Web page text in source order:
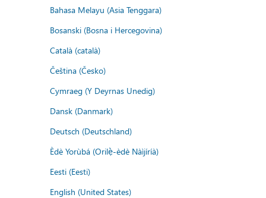
Bahasa Melayu (Asia Tenggara)
Bosanski (Bosna i Hercegovina)
Català (català)
Čeština (Česko)
Cymraeg (Y Deyrnas Unedig)
Dansk (Danmark)
Deutsch (Deutschland)
Èdè Yorùbá (Orilẹ̀-èdè Nàìjíríà)
Eesti (Eesti)
English (United States)